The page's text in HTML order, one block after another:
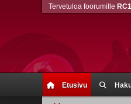
Etusivu
Tervetuloa foorumille